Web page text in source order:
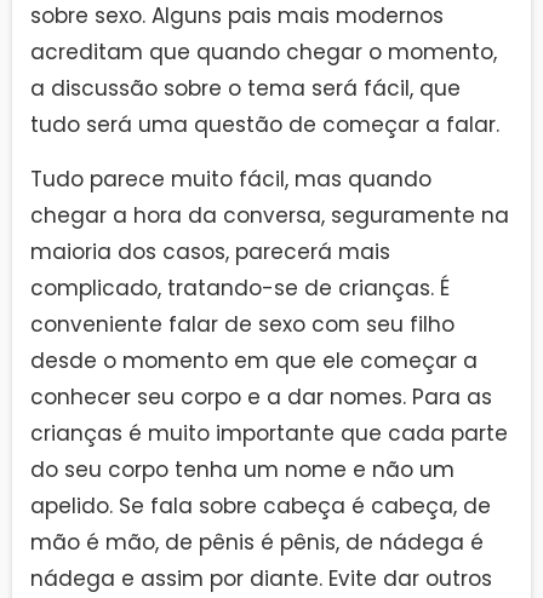
sobre sexo. Alguns pais mais modernos
acreditam que quando chegar o momento,
a discussão sobre o tema será fácil, que
tudo será uma questão de começar a falar.
Tudo parece muito fácil, mas quando
chegar a hora da conversa, seguramente na
maioria dos casos, parecerá mais
complicado, tratando-se de crianças. É
conveniente falar de sexo com seu filho
desde o momento em que ele começar a
conhecer seu corpo e a dar nomes. Para as
crianças é muito importante que cada parte
do seu corpo tenha um nome e não um
apelido. Se fala sobre cabeça é cabeça, de
mão é mão, de pênis é pênis, de nádega é
nádega e assim por diante. Evite dar outros